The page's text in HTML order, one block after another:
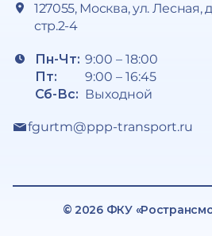
127055, Москва, ул. Лесная,
стр.2-4
Пн-Чт:
Пт:
Сб-Вс:
9:00 – 18:00
9:00 – 16:45
Выходной
fgurtm@ppp-transport.ru
© 2026 ФКУ